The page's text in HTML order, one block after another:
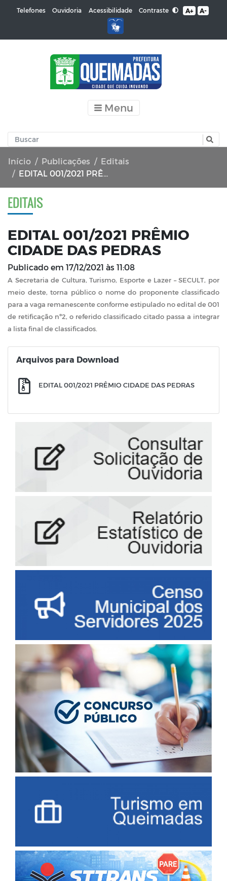
Telefones Ouvidoria Acessibilidade Contraste A+ A-
Menu
Início Publicações
Editais
EDITAL 001/2021 PRÊMIO CIDADE DAS PEDRAS
EDITAIS
EDITAL 001/2021 PRÊMIO
CIDADE DAS PEDRAS
Publicado em 17/12/2021 às 11:08
A Secretaria de Cultura, Turismo, Esporte e Lazer – SECULT, por
meio deste, torna público o nome do proponente classificado
para a vaga remanescente conforme estipulado no edital de 001
de retificação nº2, o referido classificado citado passa a integrar
a lista final de classificados.
Arquivos para Download
EDITAL 001/2021 PRÊMIO CIDADE DAS PEDRAS